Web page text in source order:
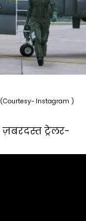
(Courtesy- Instagram )
ट्रेलर-